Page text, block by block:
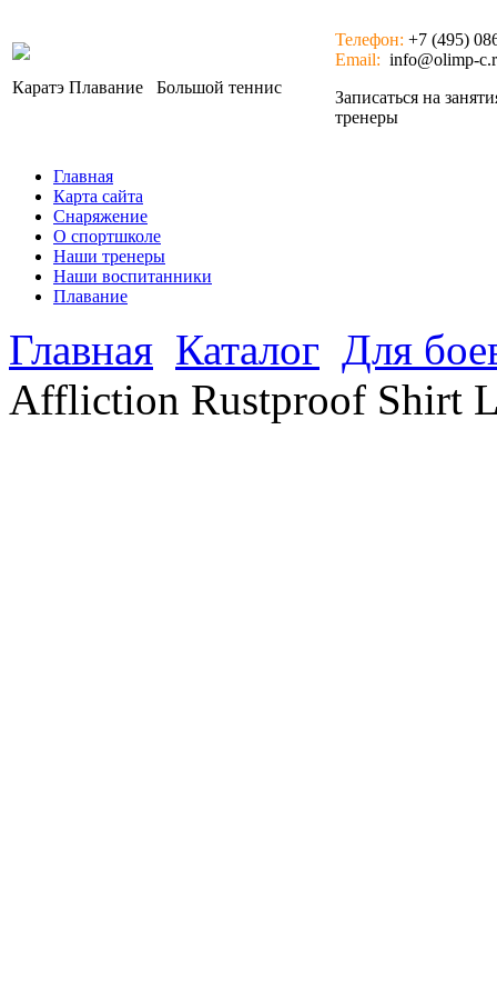
Каратэ Плавание Большой теннис
Телефон: +7 (495)
Email: info@olimp-
Записаться на
тренеры
Главная
Карта сайта
Снаряжение
О спортшколе
Наши тренеры
Наши воспитанники
Плавание
Главная Каталог Для
Affliction Rustproof Shirt